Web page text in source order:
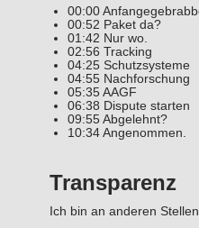
00:00
00:52 Paket da?
01:42 Nur wo.
02:56 Tracking
04:25 Schutzsysteme
04:55 Nachforschung
05:35 AAGF
06:38 Dispute starten
09:55 Abgelehnt?
10:34 Angenommen.
Transparenz
Ich bin an anderen